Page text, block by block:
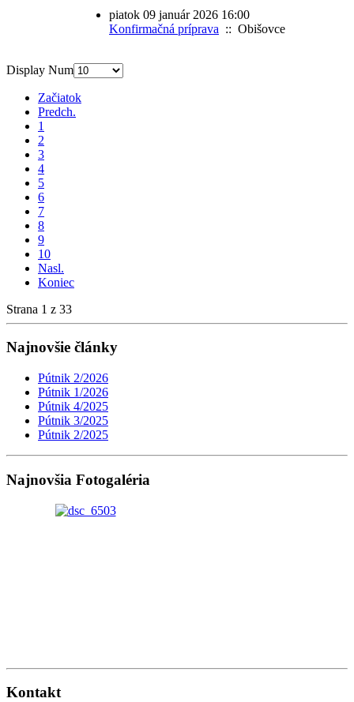
piatok 09 január 2026 16:00
Konfirmačná príprava :: Obišovce
Display Num
Začiatok
Predch.
1
2
3
4
5
6
7
8
9
10
Nasl.
Koniec
Strana 1 z 33
Najnovšie články
Pútnik 2/2026
Pútnik 1/2026
Pútnik 4/2025
Pútnik 3/2025
Pútnik 2/2025
Najnovšia Fotogaléria
Kontakt